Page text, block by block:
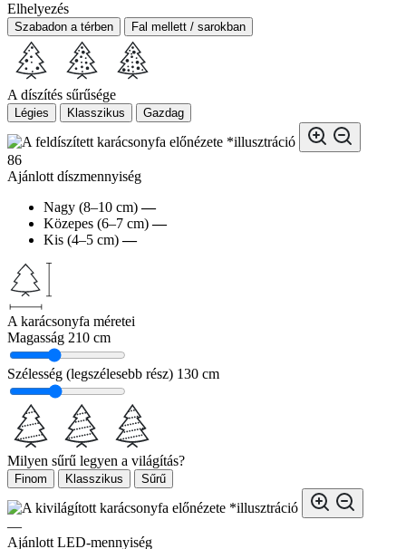
Elhelyezés
Szabadon a térben Fal mellett / sarokban
A díszítés sűrűsége
Légies Klasszikus Gazdag
*illusztráció
86
Ajánlott díszmennyiség
Nagy (8–10 cm) —
Közepes (6–7 cm) —
Kis (4–5 cm) —
A karácsonyfa méretei
Magasság 210 cm
Szélesség (legszélesebb rész) 130 cm
Milyen sűrű legyen a világítás?
Finom Klasszikus Sűrű
*illusztráció
—
Ajánlott LED-mennyiség